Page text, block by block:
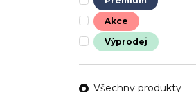
Akce
Výprodej
Všechny produkty